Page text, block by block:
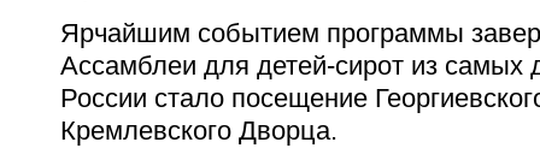
Ярчайшим событием программы
Ассамблеи для детей-сирот из самых
России стало посещение
Кремлевского Дворца.